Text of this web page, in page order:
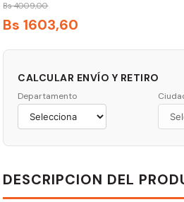
Bs 4009,00
Bs 1603,60
CALCULAR ENVÍO Y RETIRO
Departamento
DESCRIPCION DEL